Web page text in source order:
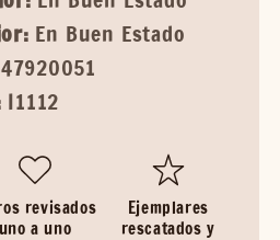
En Buen Estado
I1112
revisados
uno a uno
Ejemplares
rescatados y